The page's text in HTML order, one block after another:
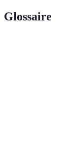
Glossaire